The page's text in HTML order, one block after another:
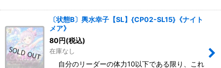
〔状態B〕輿水幸子【SL】{CP02-SL15}《ナイト
メア》
80円(税込)
在庫なし
自分のリーダーの体力10以下である限り、これ